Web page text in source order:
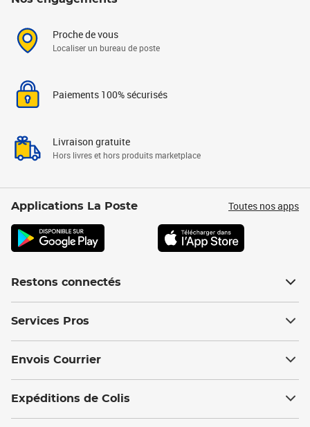
Proche de vous
Localiser un bureau de poste
Paiements 100% sécurisés
Livraison gratuite
Hors livres et hors produits marketplace
Applications La Poste Toutes nos apps
Restons connectés
Services Pros
Envois Courrier
Expéditions de Colis